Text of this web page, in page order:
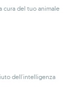
cura del tuo animale
dell'intelligenza